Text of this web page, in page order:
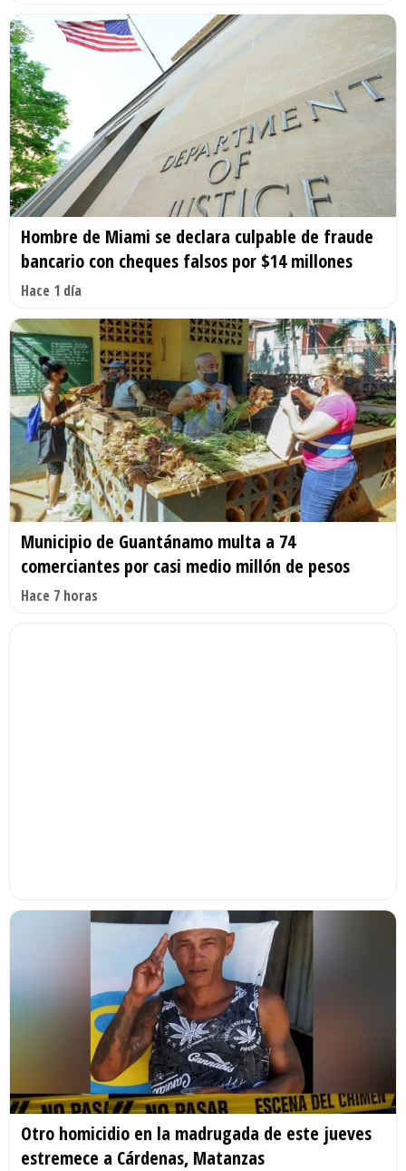
Hombre de Miami se declara culpable de fraude
bancario con cheques falsos por $14 millones
Hace 1 día
Municipio de Guantánamo multa a 74
comerciantes por casi medio millón de pesos
Hace 7 horas
Otro homicidio en la madrugada de este jueves
estremece a Cárdenas, Matanzas